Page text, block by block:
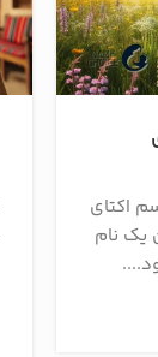
اکتای
یک نام